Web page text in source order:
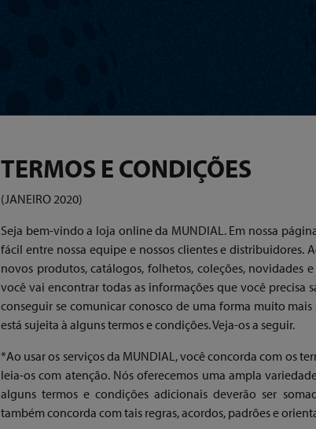
TERMOS E CONDIÇÕES
(JANEIRO 2020)
Seja bem-vindo a loja online da MUNDIAL. Em nossa
fácil entre nossa equipe e nossos clientes e distribuidores.
novos produtos, catálogos, folhetos, coleções, novidades
você vai encontrar todas as informações que você precisa
conseguir se comunicar conosco de uma forma muito
está sujeita à alguns termos e condições. Veja-os a seguir.
*Ao usar os serviços da MUNDIAL, você concorda com os
leia-os com atenção. Nós oferecemos uma ampla
alguns termos e condições adicionais deverão ser
também concorda com tais regras, acordos, padrões e